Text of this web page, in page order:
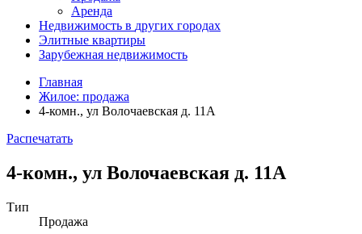
Аренда
Недвижимость в других городах
Элитные квартиры
Зарубежная недвижимость
Главная
Жилое: продажа
4-комн., ул Волочаевская д. 11А
Распечатать
4-комн., ул Волочаевская д. 11А
Тип
Продажа